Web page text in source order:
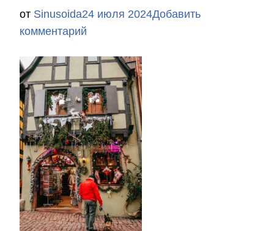
от Sinusoida24 июля 2024Добавить
комментарий
IMG_3119